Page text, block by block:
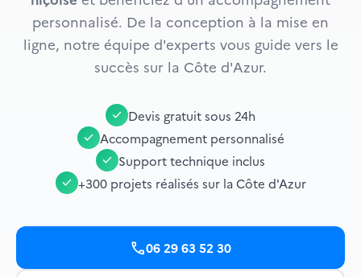
personnalisé. De la conception à la mise en
ligne, notre équipe d'experts vous guide vers le
succès sur la Côte d'Azur.
check Devis gratuit sous 24h
check Accompagnement personnalisé
check Support technique inclus
check +300 projets réalisés sur la Côte d'Azur
call06 29 63 52 30